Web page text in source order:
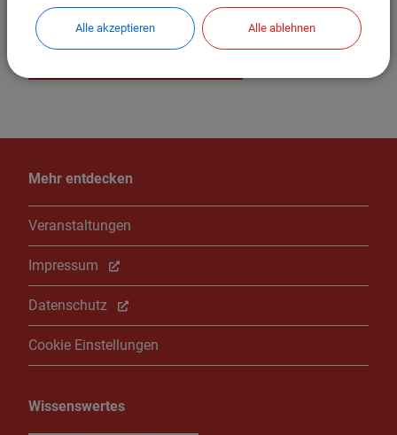
Kommende Veranstaltungen
Mehr entdecken
Veranstaltungen
Impressum
Datenschutz
Cookie Einstellungen
Wissenswertes
Alle akzeptieren Alle ablehnen